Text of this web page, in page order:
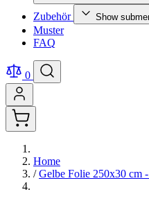
Zubehör Show
Muster
FAQ
0
Home
/ Gelbe Folie 250x30 cm